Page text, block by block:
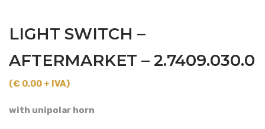
LIGHT SWITCH –
AFTERMARKET – 2.7409.030.0
(€ 0,00 + IVA)
with unipolar horn